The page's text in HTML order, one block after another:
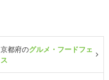
京都府のグルメ・フードフェ
ス